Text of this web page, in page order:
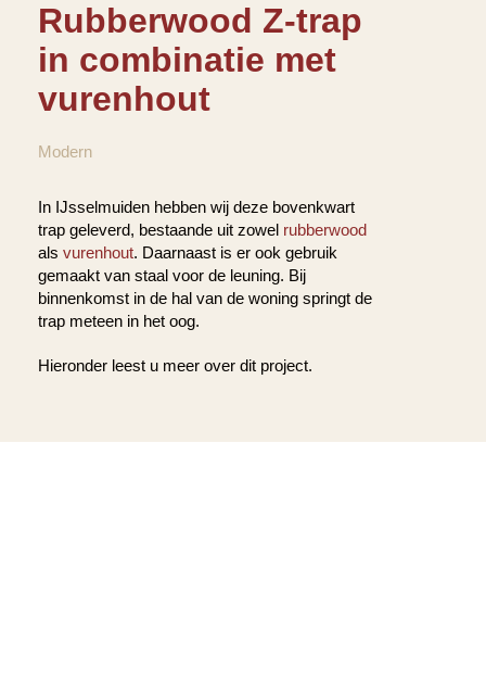
Rubberwood Z-trap
in combinatie met
vurenhout
Modern
In IJsselmuiden hebben wij deze bovenkwart
trap geleverd, bestaande uit zowel rubberwood
als vurenhout. Daarnaast is er ook gebruik
gemaakt van staal voor de leuning. Bij
binnenkomst in de hal van de woning springt de
trap meteen in het oog.
Hieronder leest u meer over dit project.